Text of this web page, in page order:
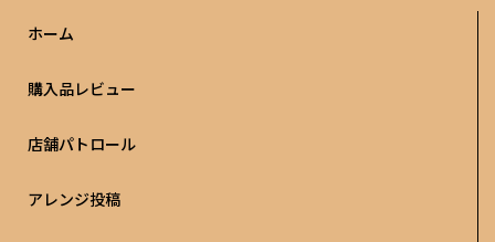
ホーム
購入品レビュー
店舗パトロール
アレンジ投稿